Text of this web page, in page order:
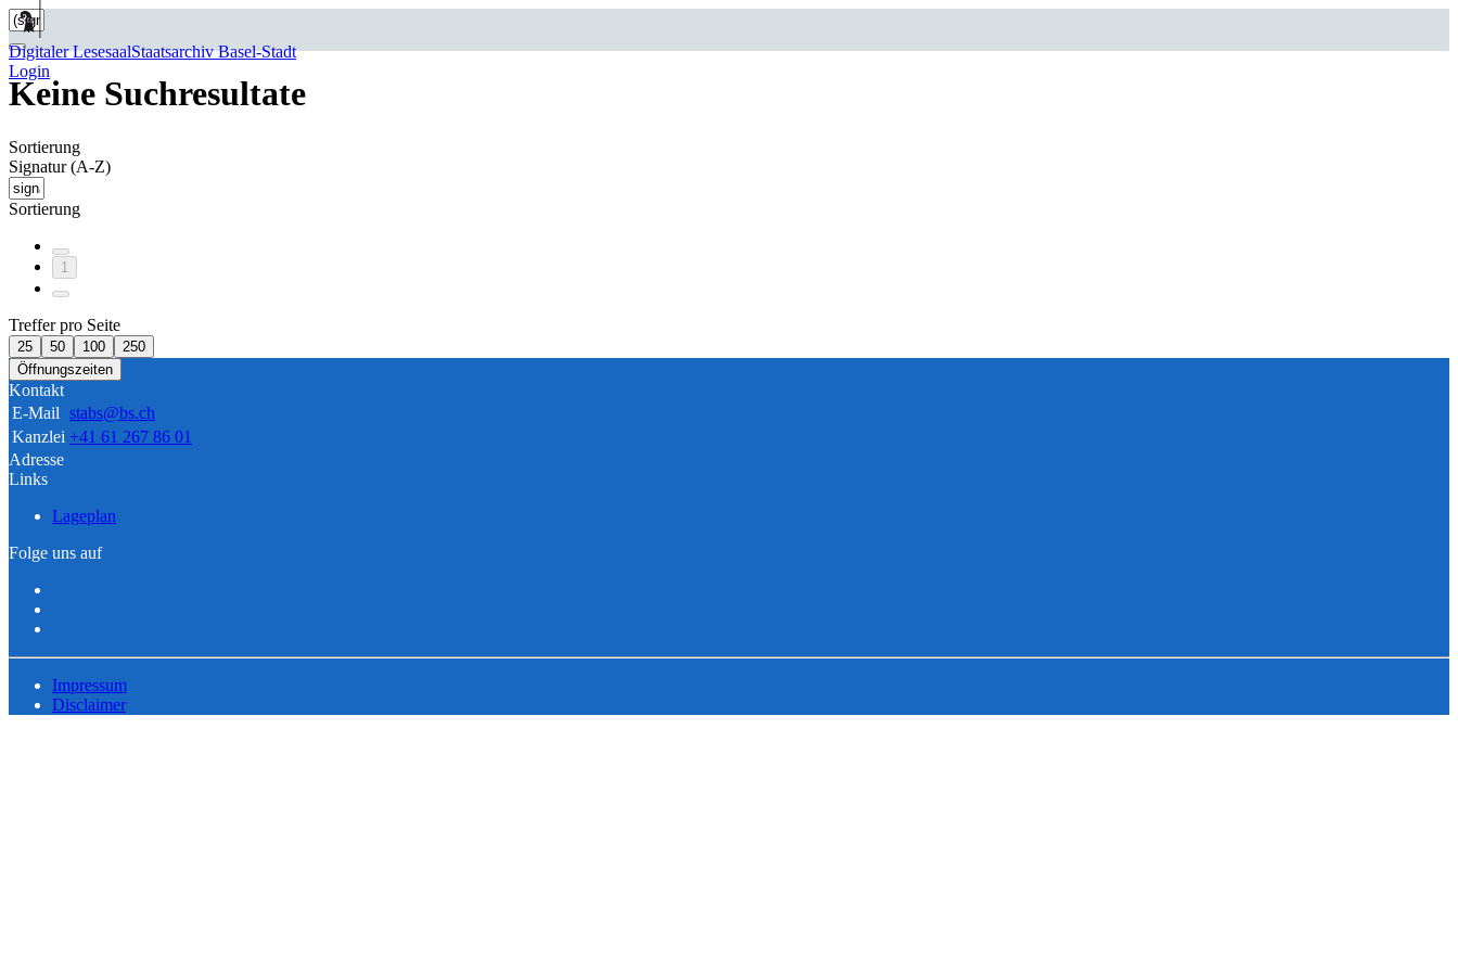
Digitaler LesesaalStaatsarchiv Basel-Stadt
Login
Keine Suchresultate
Sortierung
Signatur (A-Z)
Sortierung
1
Treffer pro Seite
25 50 100
250
Öffnungszeiten
Kontakt
E-Mail stabs@bs.ch
Kanzlei +41 61 267 86 01
Adresse
Links
Lageplan
Folge uns auf
Impressum
Disclaimer